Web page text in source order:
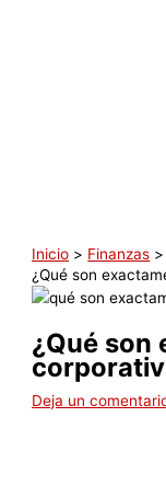
Inicio
Finanzas
¿Qué son
¿Qué son
Deja un